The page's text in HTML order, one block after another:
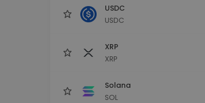
USDC
USDC
XRP
XRP
Solana
SOL